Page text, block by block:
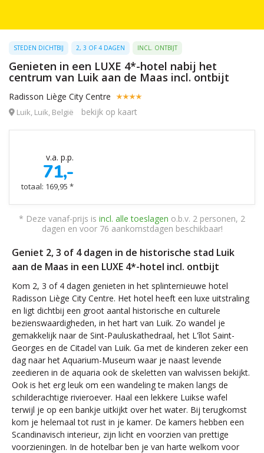
STEDEN DICHTBIJ 2, 3 OF 4 DAGEN INCL. ONTBIJT
Genieten in een LUXE 4*-hotel nabij het
centrum van Luik aan de Maas incl. ontbijt
Radisson Liège City Centre
Luik, Luik, België bekijk op kaart
v.a. p.p.
71,-
totaal: 169,95 *
* Deze vanaf-prijs is incl. alle toeslagen o.b.v. 2 personen, 2
dagen en voor 76 aankomstdagen beschikbaar!
Geniet 2, 3 of 4 dagen in de historische stad Luik
aan de Maas in een LUXE 4*-hotel incl. ontbijt
Kom 2, 3 of 4 dagen genieten in het splinternieuwe hotel
Radisson Liège City Centre. Het hotel heeft een luxe uitstraling
en ligt dichtbij een groot aantal historische en culturele
bezienswaardigheden, in het hart van Luik. Zo wandel je
gemakkelijk naar de Sint-Pauluskathedraal, het L'îlot Saint-
Georges en de Citadel van Luik. Ga met de kinderen zeker een
dag naar het Aquarium-Museum waar je naast levende
zeedieren in de aquaria ook de skeletten van walvissen bekijkt.
Ook is het erg leuk om een wandeling te maken langs de
schilderachtige rivieroever. Haal een lekkere Luikse wafel
terwijl je op een bankje uitkijkt over het water. Bij terugkomst
kom je helemaal tot rust in je kamer. De kamers hebben een
Scandinavisch interieur, zijn licht en voorzien van prettige
voorzieningen. In de hotelbar ben je van harte welkom voor